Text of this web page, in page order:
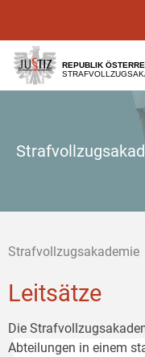
[1]
[2]
[3]
REPUBLIK
Strafvollzugsakademie
Leitsätze
Die
Abteilungen in einem